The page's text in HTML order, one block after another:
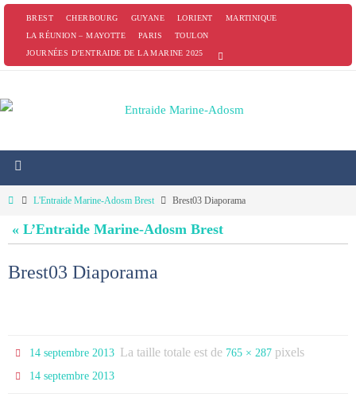
PasserBREST CHERBOURG GUYANE LORIENT
MARTINIQUE
LA RÉUNION – MAYOTTE
PARIS
TOULON
JOURNÉES D’ENTRAIDE DE LA MARINE 2025
HomeL'Entraide Marine-Adosm Brest Brest03 Diaporama
« L’Entraide Marine-Adosm Brest
Brest03 Diaporama
14 septembre 2013 La taille totale est de 765 × 287 pixels
14 septembre 2013